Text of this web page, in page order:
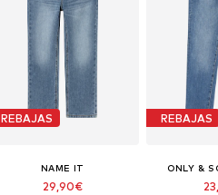
REBAJAS
NAME IT
29,90€
REBAJAS
ONLY &